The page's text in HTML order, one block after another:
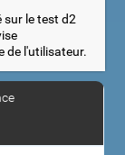
sur le test d2
de l'utilisateur.